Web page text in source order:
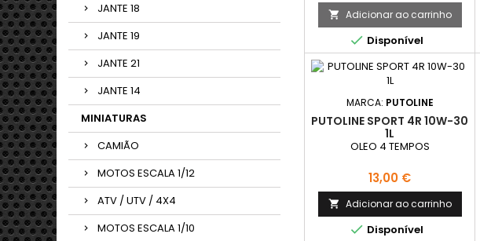
JANTE 18
JANTE 19
JANTE 21
JANTE 14
MINIATURAS
CAMIÃO
MOTOS ESCALA 1/12
ATV / UTV / 4X4
MOTOS ESCALA 1/10
 Adicionar ao carrinho
 Disponível
MARCA: PUTOLINE
PUTOLINE SPORT 4R 10W-30
1L
OLEO 4 TEMPOS
Preço
13,00 €
 Adicionar ao carrinho
 Disponível